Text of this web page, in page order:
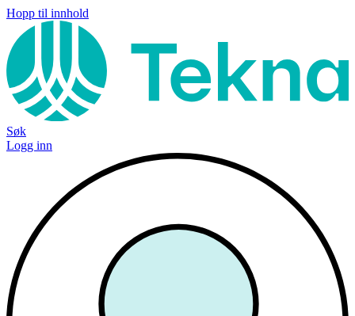
Hopp til innhold
Søk
Logg inn